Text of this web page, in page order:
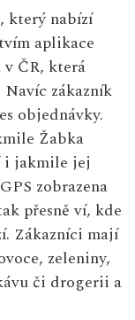
který nabízí
aplikace
ČR, která
zákazník
objednávky.
Žabka
i jakmile jej
zobrazena
přesně ví, kde
Zákazníci mají
zeleniny,
či drogerii a